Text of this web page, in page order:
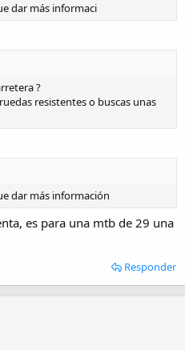
dar más informaci
?
resistentes o buscas unas
dar más información
es para una mtb de 29 una
Responder